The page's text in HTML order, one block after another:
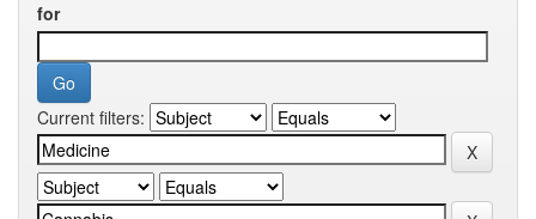
for
Current filters: